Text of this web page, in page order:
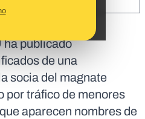
ha publicado
de una
socia del magnate
por tráfico de menores
aparecen nombres de